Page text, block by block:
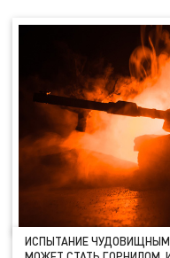
ИСПЫТАНИЕ